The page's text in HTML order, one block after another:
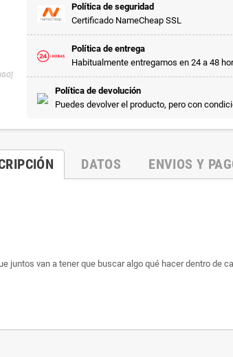
Política de seguridad
Certificado NameCheap SSL
Política de entrega
Habitualmente entregamos en 24 a 48
Política de devolución
Puedes devolver el producto, pero con
DATOS ENVIOS Y
juntos van a tener que buscar algo qué hacer dentro